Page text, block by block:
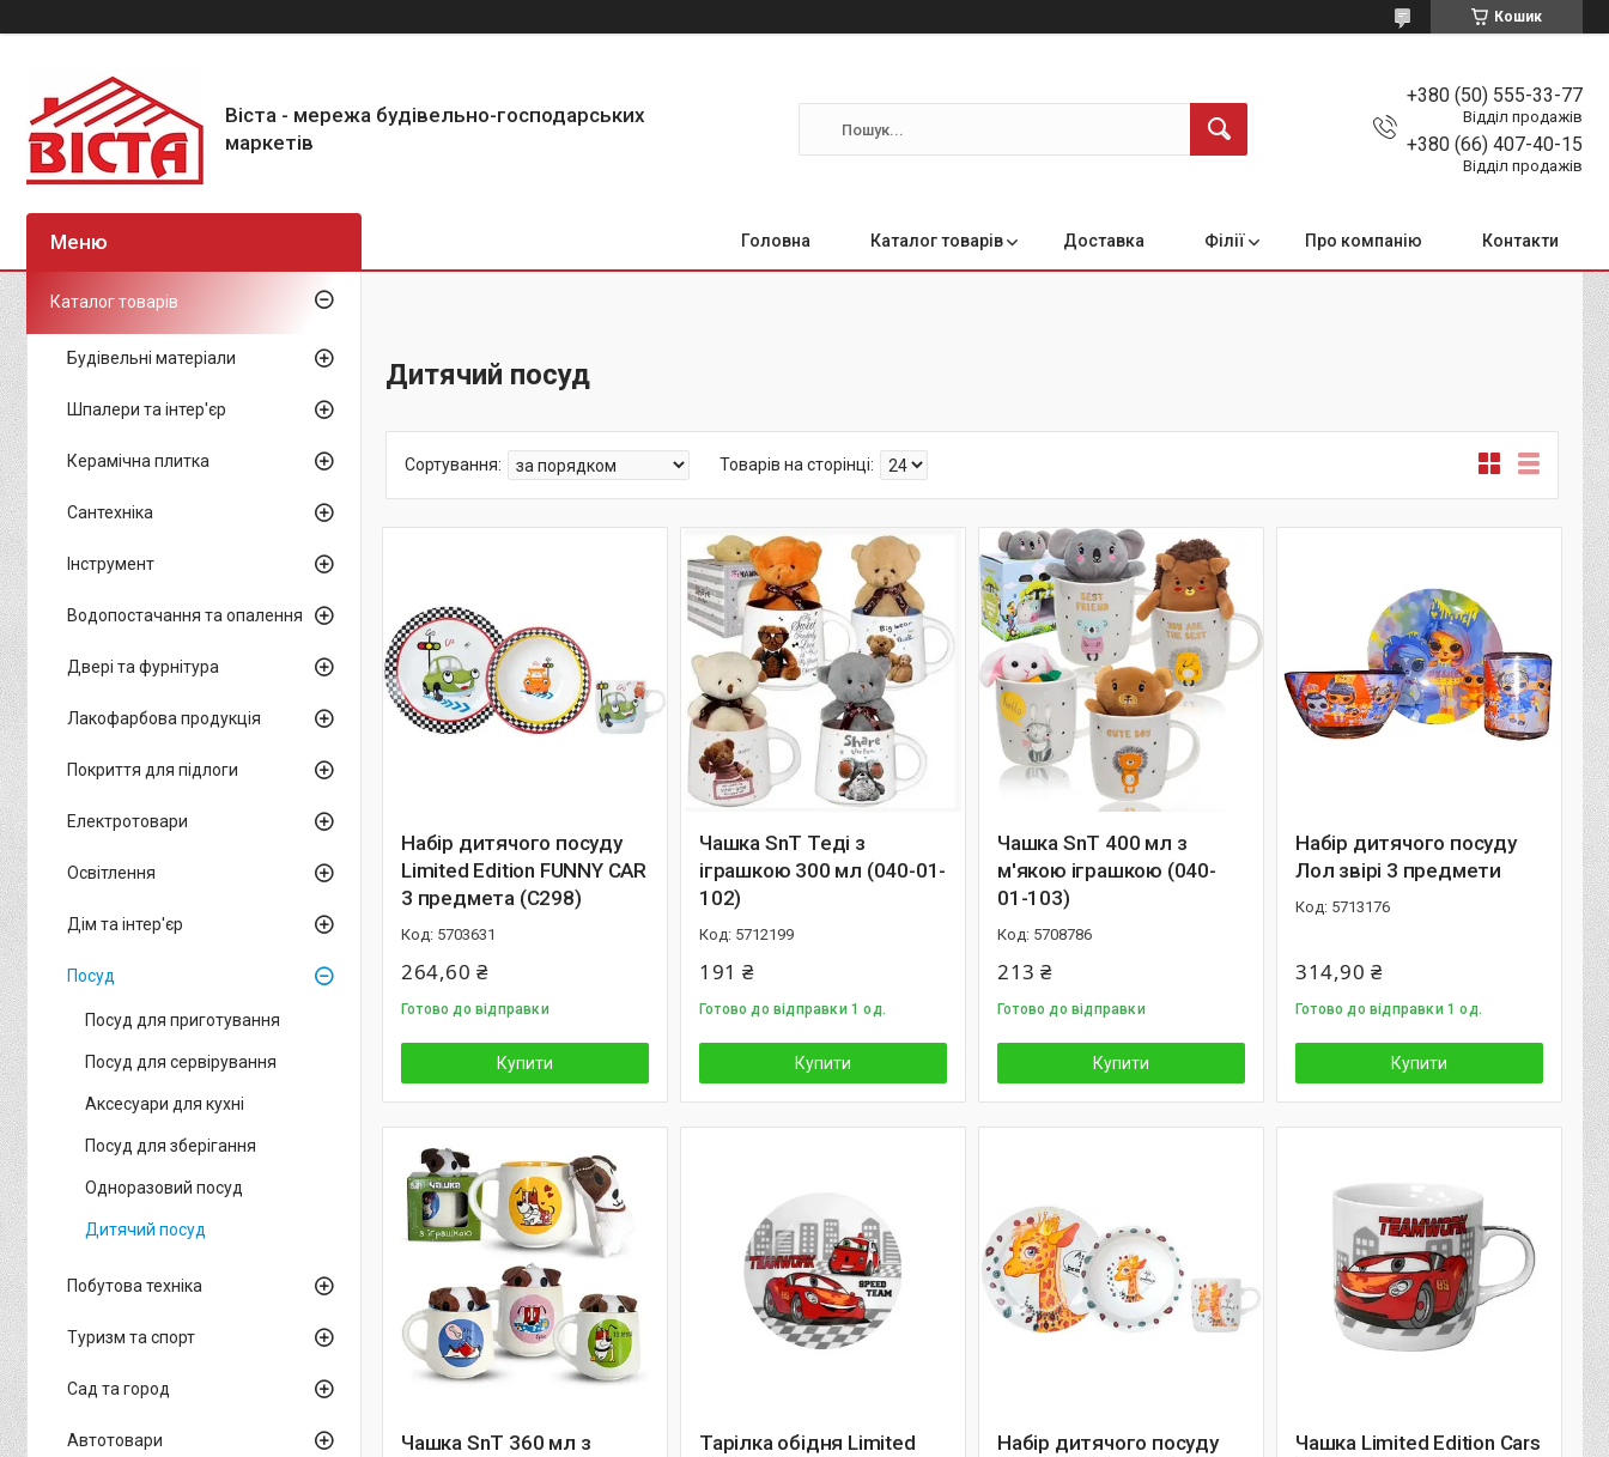
Кошик
Віста - мережа будівельно-господарських
маркетів
+380 (50) 555-33-77
Відділ продажів
+380 (66) 407-40-15
Відділ продажів
Головна Каталог товарів Доставка Філії Про компанію Контакти
Дитячий посуд
Набір дитячого посуду
Limited Edition FUNNY CAR
3 предмета (C298)
5703631
264,60 ₴
Готово до відправки
Купити
Чашка SnT Теді з
іграшкою 300 мл (040-01-
102)
5712199
191 ₴
Готово до відправки 1 од.
Купити
Чашка SnT 400 мл з
м'якою іграшкою (040-
01-103)
5708786
213 ₴
Готово до відправки
Купити
Набір дитячого посуду
Лол звірі 3 предмети
5713176
314,90 ₴
Готово до відправки 1 од.
Купити
Чашка SnT 360 мл з
Тарілка обідня Limited
Набір дитячого посуду
Чашка Limited Edition Cars
Каталог товарів
Будівельні матеріали
Шпалери та інтер'єр
Керамічна плитка
Сантехніка
Інструмент
Водопостачання та опалення
Двері та фурнітура
Лакофарбова продукція
Покриття для підлоги
Електротовари
Освітлення
Дім та інтер'єр
Посуд
Посуд для приготування
Посуд для сервірування
Аксесуари для кухні
Посуд для зберігання
Одноразовий посуд
Дитячий посуд
Побутова техніка
Туризм та спорт
Сад та город
Автотовари